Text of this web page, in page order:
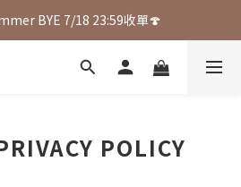
BYE 7/18 23:59收單🍄
POLICY